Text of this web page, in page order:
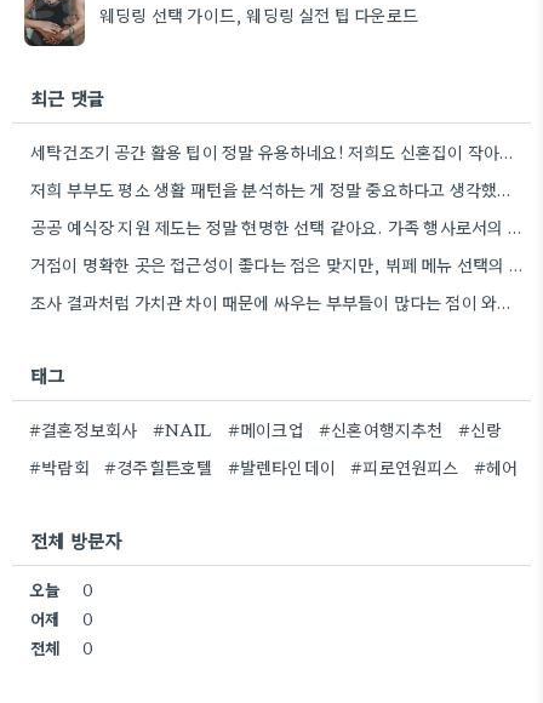
웨딩링 선택 가이드, 웨딩링 실전 팁 다운로드
최근 댓글
세탁건조기 공간 활용 팁이 정말 유용하네요! 저희도 신혼집이 작아서 비슷한 고민을 많이 했었는데, 직렬 설치를…
저희 부부도 평소 생활 패턴을 분석하는 게 정말 중요하다고 생각했어요. 특히 요리 빈도 때문에 고민이…
공공 예식장 지원 제도는 정말 현명한 선택 같아요. 가족 행사로서의 의미를 생각하면 비용 부담도 덜할…
거점이 명확한 곳은 접근성이 좋다는 점은 맞지만, 뷔페 메뉴 선택의 폭이 줄어들 가능성이 높아 보네요.
조사 결과처럼 가치관 차이 때문에 싸우는 부부들이 많다는 점이 와닿네요. 좀 더 깊이 있는 대화를…
태그
#결혼정보회사 #NAIL #메이크업 #신혼여행지추천
#신랑
#박람회
#경주힐튼호텔 #발렌타인데이 #피로연원피스 #헤어
전체 방문자
오늘
0
어제
0
전체
0